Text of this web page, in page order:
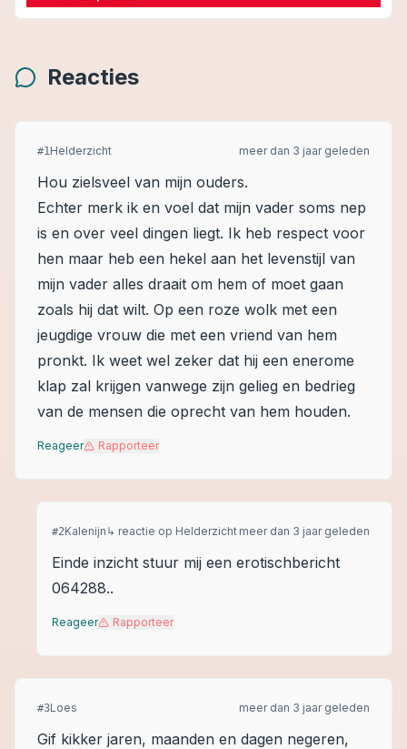
Reacties
#1Helderzicht meer dan 3 jaar geleden
Hou zielsveel van mijn ouders.
Echter merk ik en voel dat mijn vader soms nep
is en over veel dingen liegt. Ik heb respect voor
hen maar heb een hekel aan het levenstijl van
mijn vader alles draait om hem of moet gaan
zoals hij dat wilt. Op een roze wolk met een
jeugdige vrouw die met een vriend van hem
pronkt. Ik weet wel zeker dat hij een enerome
klap zal krijgen vanwege zijn gelieg en bedrieg
van de mensen die oprecht van hem houden.
Reageer Rapporteer
#2Kalenijn ↳ reactie op Helderzicht meer dan 3 jaar geleden
Einde inzicht stuur mij een erotischbericht
064288..
Reageer Rapporteer
#3Loes meer dan 3 jaar geleden
Gif kikker jaren, maanden en dagen negeren,